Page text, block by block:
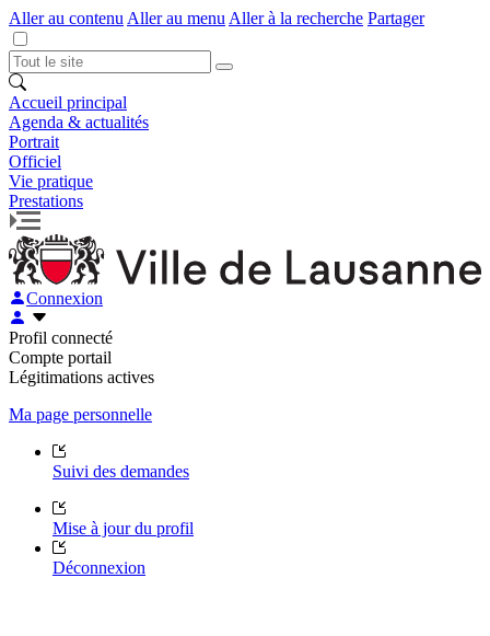
Aller au contenu Aller au menu Aller à la recherche Partager
Accueil principal
Agenda & actualités
Portrait
Officiel
Vie pratique
Prestations
Connexion
Profil connecté
Compte portail
Légitimations actives
Ma page personnelle
Suivi des demandes
Mise à jour du profil
Déconnexion